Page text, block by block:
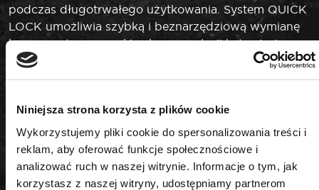
Niniejsza strona korzysta z plików cookie
Wykorzystujemy pliki cookie do spersonalizowania treści i
reklam, aby oferować funkcje społecznościowe i
analizować ruch w naszej witrynie. Informacje o tym, jak
korzystasz z naszej witryny, udostępniamy partnerom
podczas długotrwałego użytkowania. System QUICK
LOCK umożliwia szybką i beznarzędziową wymianę
brzeszczotu, a szeroki zakres regulacji kąta cięcia
pozwala na pełną kontrolę nad procesem cięcia.
OK-03.4346 doskonale sprawdzi się podczas cięcia
w pracach montażowych, wykończeniowych i
warsztatowych. To niezastąpione narzędzie dla
profesjonalistów oraz majsterkowiczów.